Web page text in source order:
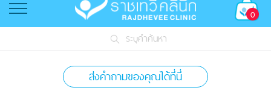
0
ระบุคำค้นหา
ส่งคำถามของคุณได้ที่นี่